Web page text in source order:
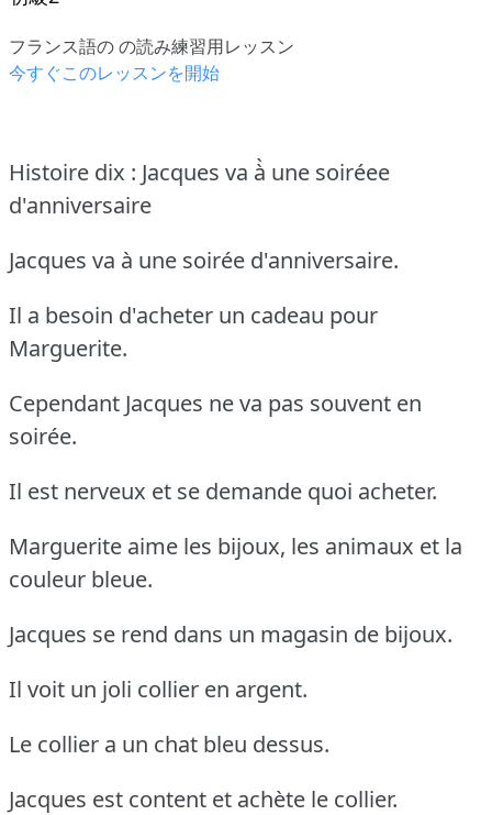
フランス語の の読み練習用レッスン
今すぐこのレッスンを開始
Histoire dix : Jacques va à̀ une soiréee
d'anniversaire
Jacques va à une soirée d'anniversaire.
Il a besoin d'acheter un cadeau pour
Marguerite.
Cependant Jacques ne va pas souvent en
soirée.
Il est nerveux et se demande quoi acheter.
Marguerite aime les bijoux, les animaux et la
couleur bleue.
Jacques se rend dans un magasin de bijoux.
Il voit un joli collier en argent.
Le collier a un chat bleu dessus.
Jacques est content et achète le collier.